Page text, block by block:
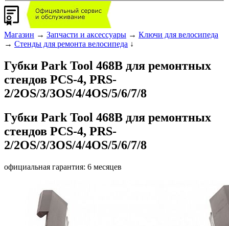
Магазин → Запчасти и аксессуары → Ключи для велосипеда
→ Стенды для ремонта велосипеда ↓
Губки Park Tool 468B для ремонтных
стендов PCS-4, PRS-
2/2OS/3/3OS/4/4OS/5/6/7/8
Губки Park Tool 468B для ремонтных
стендов PCS-4, PRS-
2/2OS/3/3OS/4/4OS/5/6/7/8
официальная гарантия: 6 месяцев